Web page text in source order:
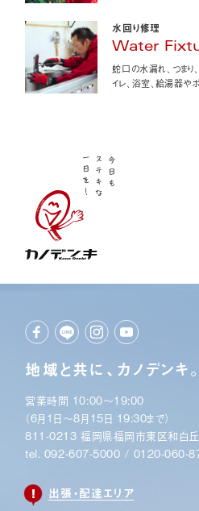
水回り修理
Water
蛇口の水漏れ、つまり
イレ、浴室、給湯器や
地域と共に、カノデンキ。
営業時間 10:00〜19:00
（6月1日〜8月15日 19:30まで）
811-0213 福岡県福岡市東区和白
tel. 092-607-5000 / 0120-060-
出張・配達エリア